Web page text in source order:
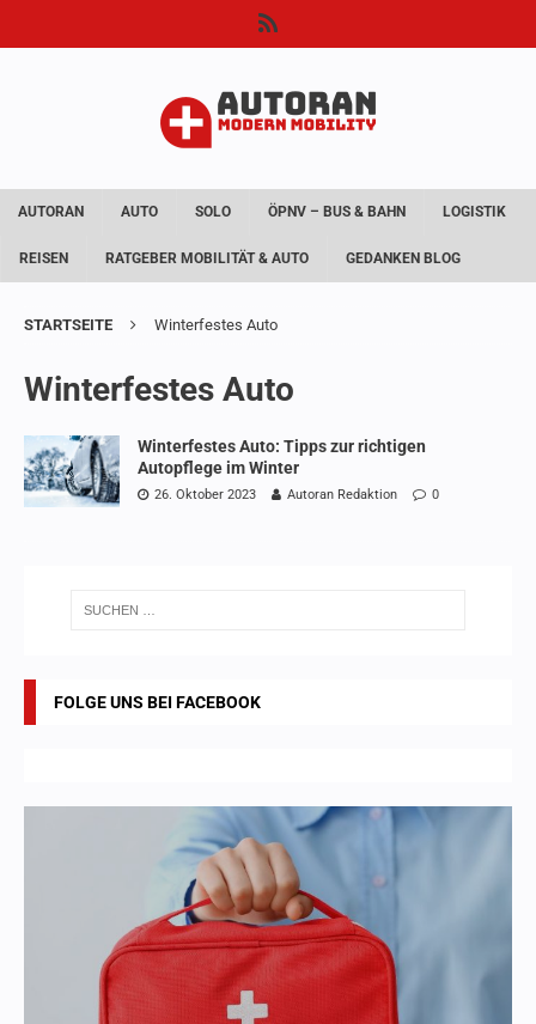
AUTORAN AUTO SOLO ÖPNV – BUS & BAHN LOGISTIK
REISEN RATGEBER MOBILITÄT & AUTO GEDANKEN BLOG
STARTSEITE Winterfestes Auto
Winterfestes Auto
Winterfestes Auto: Tipps zur richtigen
Autopflege im Winter
26. Oktober 2023 Autoran Redaktion 0
FOLGE UNS BEI FACEBOOK